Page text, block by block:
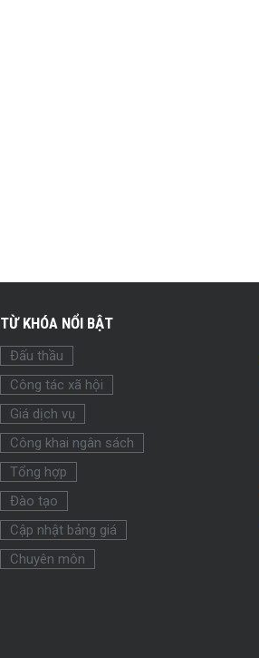
TỪ KHÓA NỔI BẬT
Đấu thầu
Công tác xã hội
Giá dịch vụ
Công khai ngân sách
Tổng hợp
Đào tạo
Cập nhật bảng giá
Chuyên môn